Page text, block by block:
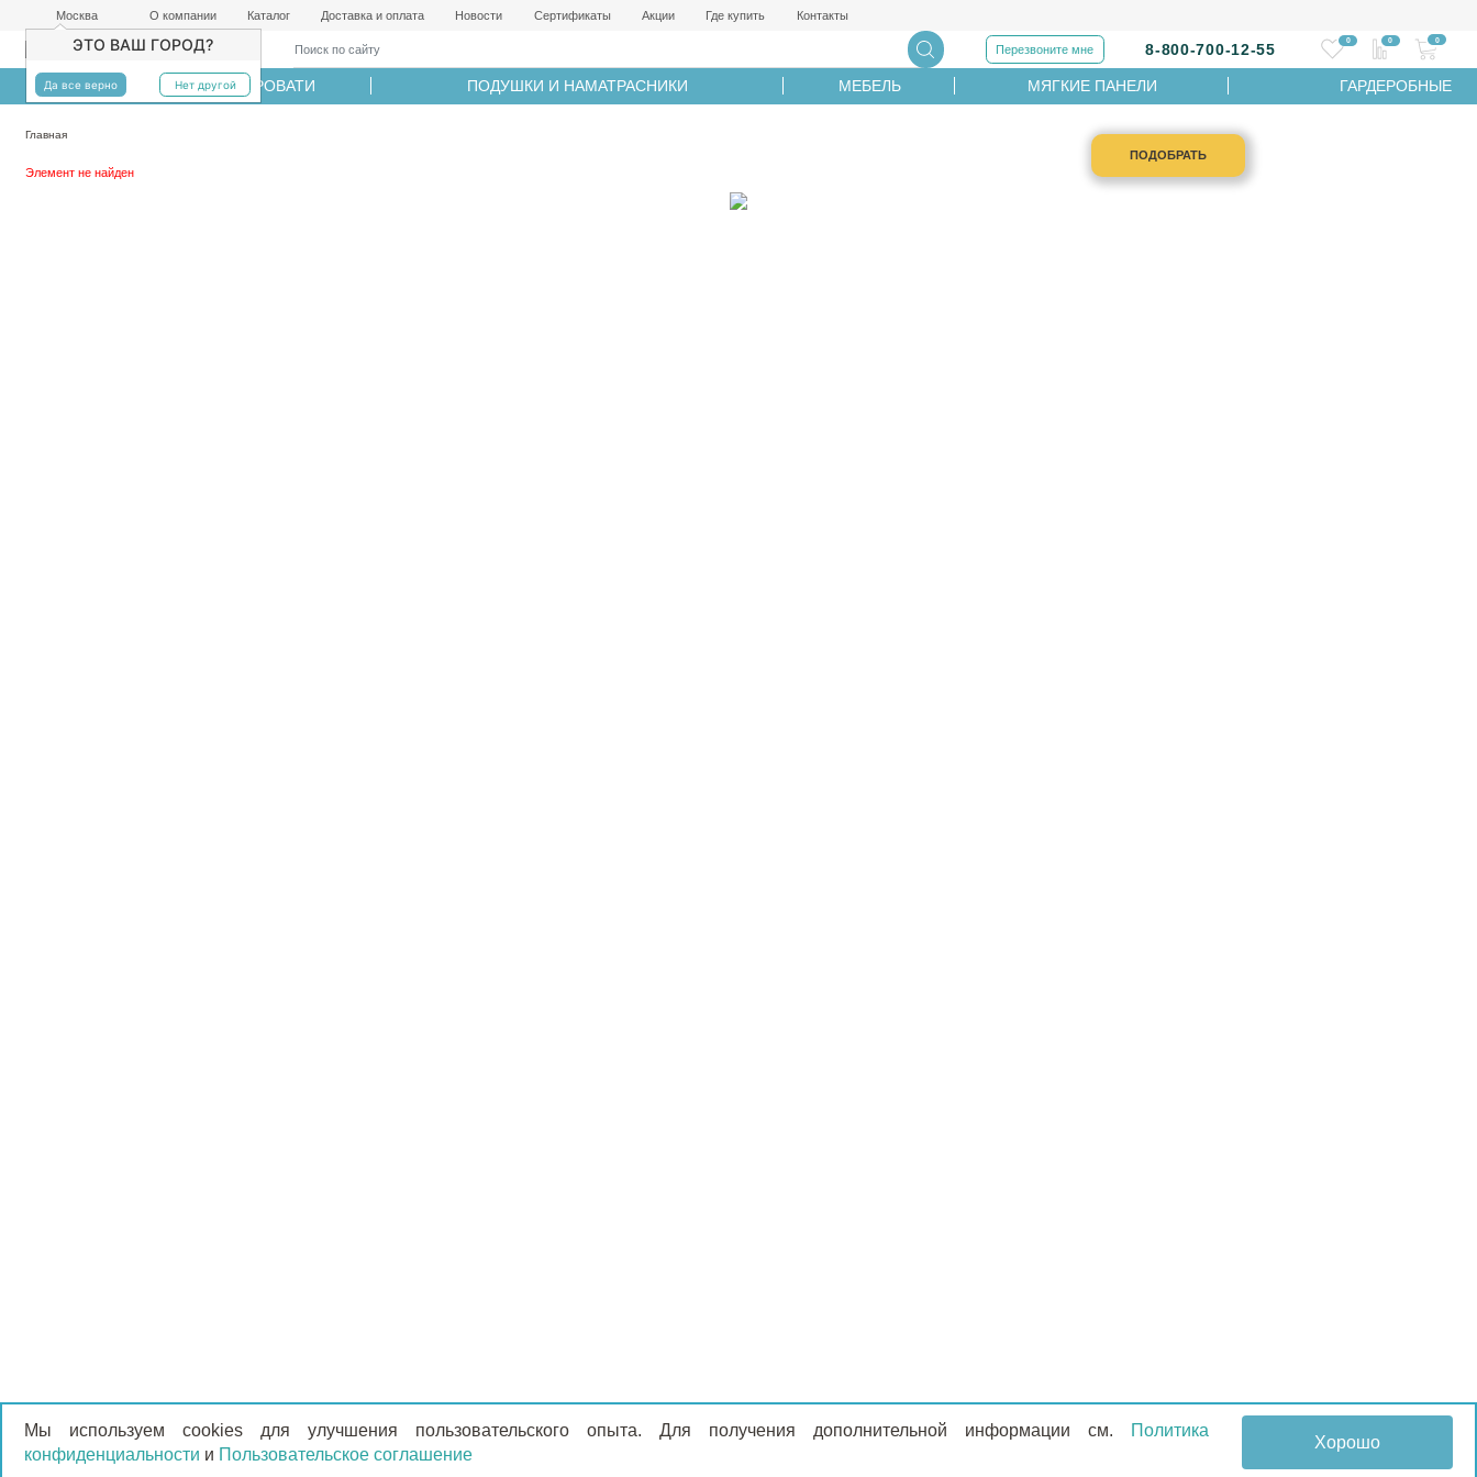
Москва
ЭТО ВАШ ГОРОД?
Да все верно Нет другой
О компании Каталог Доставка и оплата Новости Сертификаты Акции Где купить Контакты
Перезвоните мне 8-800-700-12-55
0 0 0
МАТРАСЫ КРОВАТИ ПОДУШКИ И НАМАТРАСНИКИ МЕБЕЛЬ МЯГКИЕ ПАНЕЛИ ГАРДЕРОБНЫЕ
Главная
Элемент не найден
ПОДОБРАТЬ
Мы используем cookies для улучшения пользовательского опыта. Для получения дополнительной информации см. Политика
конфиденциальности и Пользовательское соглашение
Хорошо